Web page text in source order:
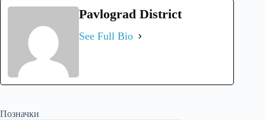
Pavlograd District
See Full Bio
Позначки